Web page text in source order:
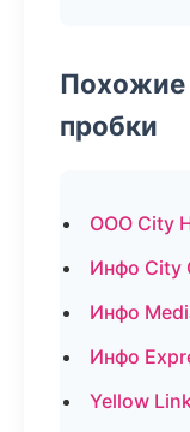
Похожие
пробки
ООО City
Инфо City
Инфо
Инфо
Yellow